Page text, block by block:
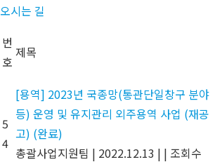
오시는 길
번
호
제목
5
4
[용역] 2023년 국종망(통관단일창구 분야
등) 운영 및 유지관리 외주용역 사업 (재공
고) (완료)
총괄사업지원팀 | 2022.12.13 | | 조회수